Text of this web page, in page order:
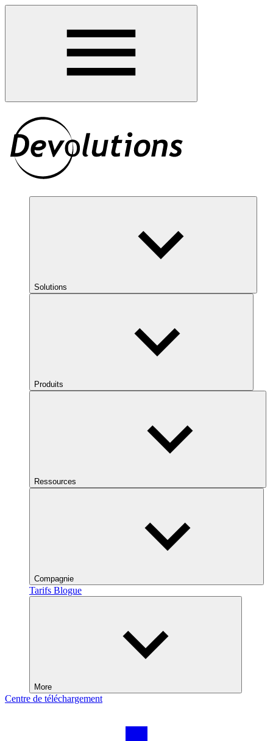
Solutions
Produits
Ressources
Compagnie
Tarifs Blogue
More
Centre de téléchargement